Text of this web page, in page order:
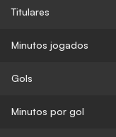
Titulares
Minutos jogados
Gols
Minutos por gol